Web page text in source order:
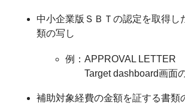
中小企業版ＳＢＴの認定を取得し
類の写し
例：APPROVAL LETTER
Target dashboard画面
補助対象経費の金額を証する書類